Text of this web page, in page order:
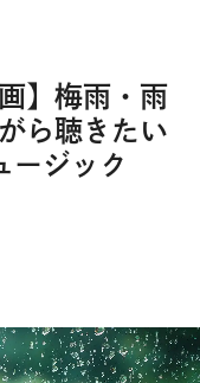
】梅雨・雨
ら聴きたい
ージック